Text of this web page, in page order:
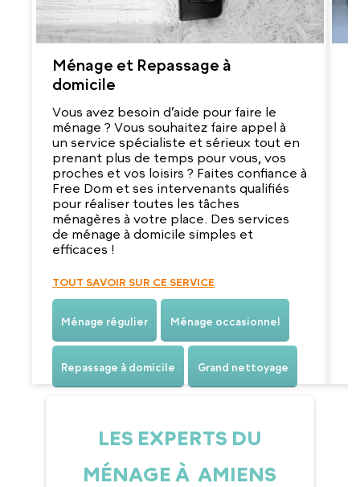
Ménage et Repassage à
domicile
Vous avez besoin d’aide pour faire le
ménage ? Vous souhaitez faire appel à
un service spécialiste et sérieux tout en
prenant plus de temps pour vous, vos
proches et vos loisirs ? Faites confiance à
Free Dom et ses intervenants qualifiés
pour réaliser toutes les tâches
ménagères à votre place. Des services
de ménage à domicile simples et
efficaces !
TOUT SAVOIR SUR CE SERVICE
Ménage régulier Ménage occasionnel
Repassage à domicile Grand nettoyage
LES EXPERTS DU
MÉNAGE À AMIENS